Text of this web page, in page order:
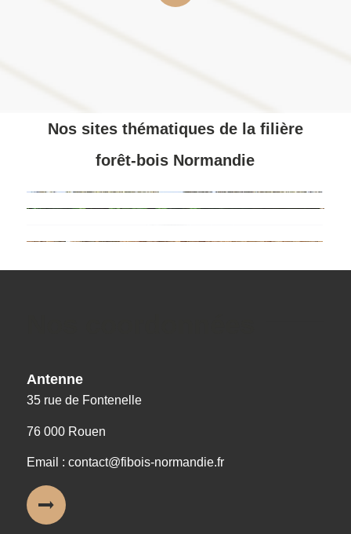
Nos sites thématiques de la filière
forêt-bois Normandie
Antenne
35 rue de Fontenelle
76 000 Rouen
Email : contact@fibois-normandie.fr